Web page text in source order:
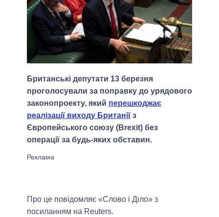
Британські депутати 13 березня
проголосували за поправку до урядового
законопроекту, який перешкоджає
реалізації виходу Британії з
Європейського союзу (Brexit) без
операції за будь-яких обставин.
Про це повідомляє «Слово і Діло» з
посиланням на Reuters.